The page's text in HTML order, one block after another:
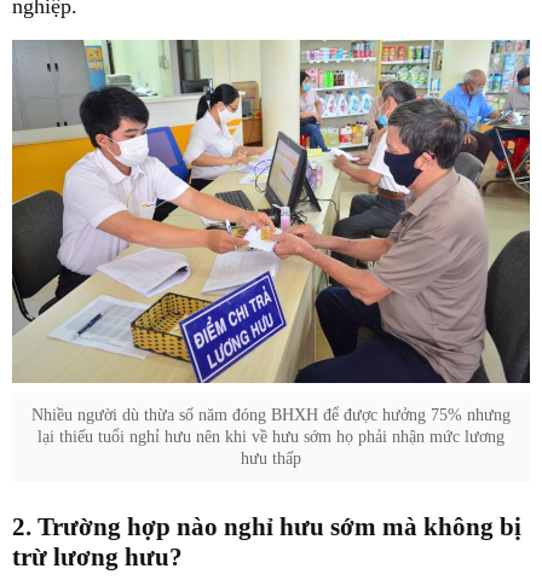
nghiệp.
Nhiều người dù thừa số năm đóng BHXH để được hưởng 75% nhưng
lại thiếu tuổi nghỉ hưu nên khi về hưu sớm họ phải nhận mức lương
hưu thấp
2. Trường hợp nào nghỉ hưu sớm mà không bị
trừ lương hưu?